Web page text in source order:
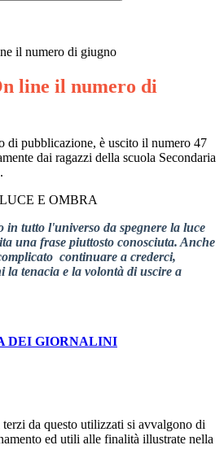
il numero di giugno
line il numero di
di pubblicazione, è uscito il numero 47
dai ragazzi della scuola Secondaria
LUCE E OMBRA
in tutto l'universo da spegnere la luce
una frase piuttosto conosciuta. Anche
continuare a crederci,
la tenacia e la volontà di uscire a
DEI GIORNALINI
da questo utilizzati si avvalgono di
ed utili alle finalità illustrate nella